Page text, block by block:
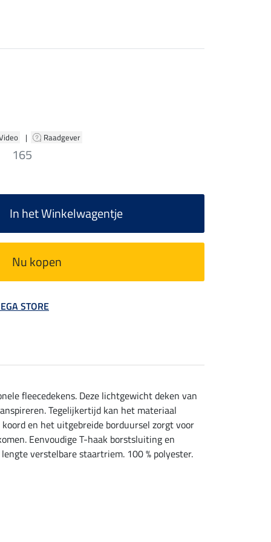
| Raadgever
165
In het Winkelwagentje
Nu kopen
STORE
fleecedekens. Deze lichtgewicht deken van
Tegelijkertijd kan het materiaal
en het uitgebreide borduursel zorgt voor
Eenvoudige T-haak borstsluiting en
verstelbare staartriem. 100 % polyester.